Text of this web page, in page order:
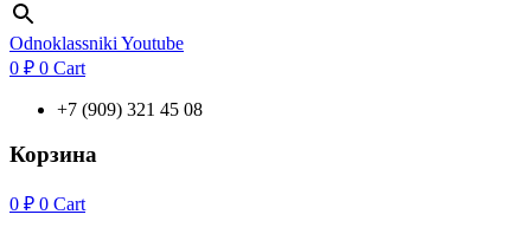
Odnoklassniki Youtube
0 ₽ 0 Cart
+7 (909) 321 45 08
Корзина
0 ₽ 0 Cart